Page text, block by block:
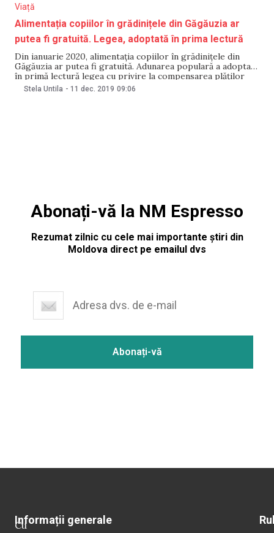
Viață
Alimentația copiilor în grădinițele din Găgăuzia ar
putea fi gratuită. Legea, adoptată în prima lectură
Din ianuarie 2020, alimentația copiilor în grădinițele din
Găgăuzia ar putea fi gratuită. Adunarea populară a adoptat
în primă lectură legea cu privire la compensarea plăților
achitate de părinți pentru mâncarea minorilor. Inițiativa a
Stela Untila - 11 dec. 2019 09:06
Abonați-vă la NM Espresso
Rezumat zilnic cu cele mai importante știri din
Moldova direct pe emailul dvs
Cu
Informații generale